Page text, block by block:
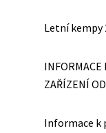
Letní kempy
INFORMACE
ZAŘÍZENÍ
Informace k